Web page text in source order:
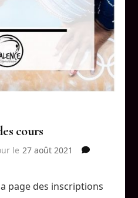
cours
le 27 août 2021
page des inscriptions